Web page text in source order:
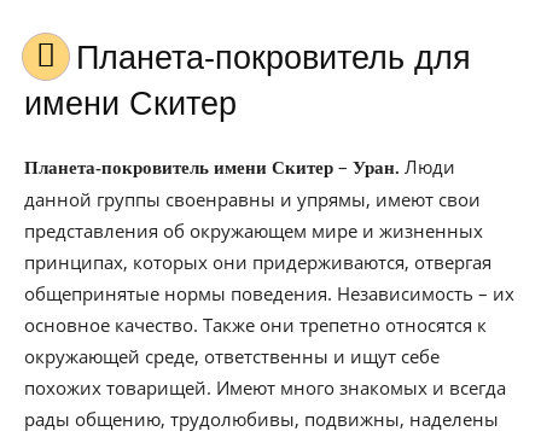
Планета-покровитель для
имени Скитер
Планета-покровитель имени Скитер – Уран. Люди
данной группы своенравны и упрямы, имеют свои
представления об окружающем мире и жизненных
принципах, которых они придерживаются, отвергая
общепринятые нормы поведения. Независимость – их
основное качество. Также они трепетно относятся к
окружающей среде, ответственны и ищут себе
похожих товарищей. Имеют много знакомых и всегда
рады общению, трудолюбивы, подвижны, наделены